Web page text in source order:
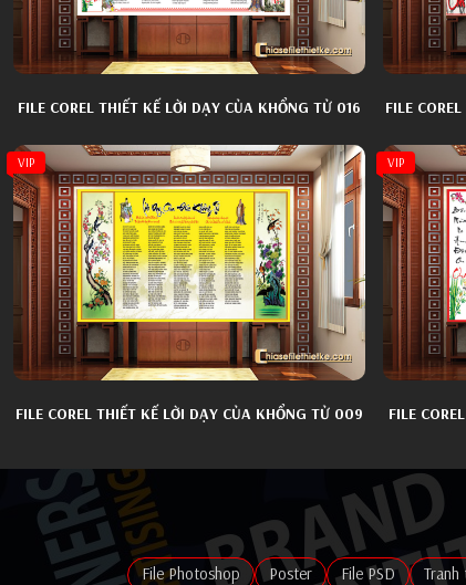
FILE COREL THIẾT KẾ LỜI DẠY CỦA KHỔNG TỬ 016 FILE
VIP
FILE COREL THIẾT KẾ LỜI DẠY CỦA KHỔNG TỬ 009
VIP
FILE
File Photoshop Poster File PSD Tranh